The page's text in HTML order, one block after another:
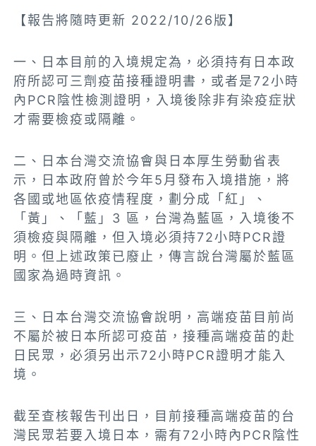
【報告將隨時更新 2022/10/26版】
一、日本目前的入境規定為，必須持有日本政
府所認可三劑疫苗接種證明書，或者是72小時
內PCR陰性檢測證明，入境後除非有染疫症狀
才需要檢疫或隔離。
二、日本台灣交流協會與日本厚生勞動省表
示，日本政府曾於今年5月發布入境措施，將
各國或地區依疫情程度，劃分成「紅」、
「黃」、「藍」3 區，台灣為藍區，入境後不
須檢疫與隔離，但入境必須持72小時PCR證
明。但上述政策已廢止，傳言說台灣屬於藍區
國家為過時資訊。
三、日本台灣交流協會說明，高端疫苗目前尚
不屬於被日本所認可疫苗，接種高端疫苗的赴
日民眾，必須另出示72小時PCR證明才能入
境。
截至查核報吿刊出日，目前接種高端疫苗的台
灣民眾若要入境日本，需有72小時內PCR陰性